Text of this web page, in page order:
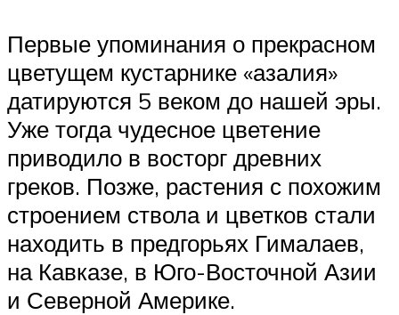
Первые упоминания о прекрасном
цветущем кустарнике «азалия»
датируются 5 веком до нашей эры.
Уже тогда чудесное цветение
приводило в восторг древних
греков. Позже, растения с похожим
строением ствола и цветков стали
находить в предгорьях Гималаев,
на Кавказе, в Юго-Восточной Азии
и Северной Америке.